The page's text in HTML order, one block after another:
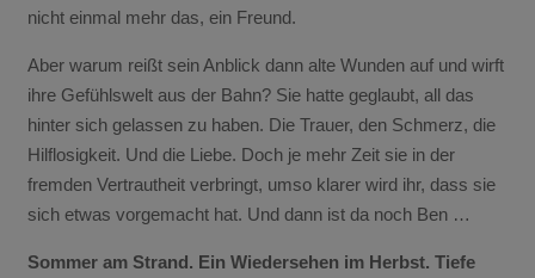
nicht einmal mehr das, ein Freund.
Aber warum reißt sein Anblick dann alte Wunden auf und wirft
ihre Gefühlswelt aus der Bahn? Sie hatte geglaubt, all das
hinter sich gelassen zu haben. Die Trauer, den Schmerz, die
Hilflosigkeit. Und die Liebe. Doch je mehr Zeit sie in der
fremden Vertrautheit verbringt, umso klarer wird ihr, dass sie
sich etwas vorgemacht hat. Und dann ist da noch Ben …
Sommer am Strand. Ein Wiedersehen im Herbst. Tiefe